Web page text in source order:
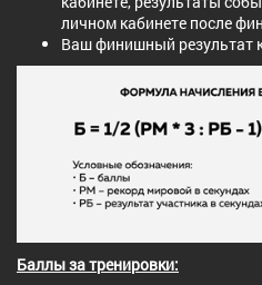
личном кабинете после
Ваш финишный результат
Баллы за тренировки: